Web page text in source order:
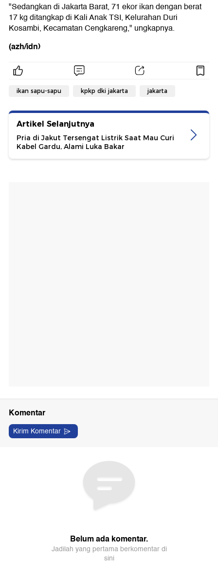
"Sedangkan di Jakarta Barat, 71 ekor ikan dengan berat
17 kg ditangkap di Kali Anak TSI, Kelurahan Duri
Kosambi, Kecamatan Cengkareng," ungkapnya.
(azh/idn)
ikan sapu-sapu kpkp dki jakarta jakarta
Artikel Selanjutnya
Pria di Jakut Tersengat Listrik Saat Mau Curi
Kabel Gardu, Alami Luka Bakar